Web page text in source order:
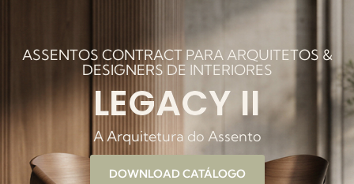
ASSENTOS CONTRACT PARA ARQUITETOS &
DESIGNERS DE INTERIORES
LEGACY II
A Arquitetura do Assento
DOWNLOAD CATÁLOGO